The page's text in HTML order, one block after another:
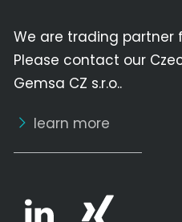
We are trading partner
Please contact our
Gemsa CZ s.r.o..
learn more